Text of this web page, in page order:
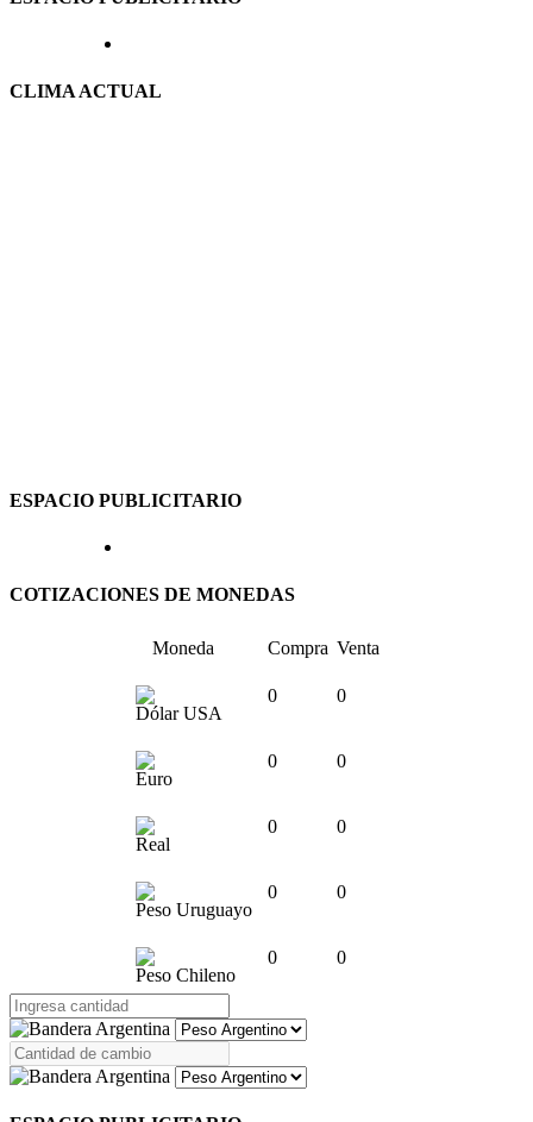
CLIMA ACTUAL
ESPACIO PUBLICITARIO
COTIZACIONES DE MONEDAS
Moneda Compra Venta
Dólar USA
0 0
Euro
0 0
Real
0 0
Peso Uruguayo
0 0
Peso Chileno
0 0